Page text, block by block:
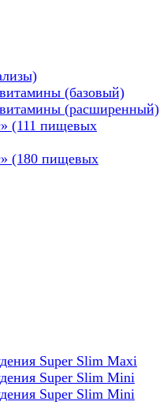
(базовый)
(расширенный)
(111 пищевых
(180 пищевых
Super Slim Maxi
Super Slim Mini
Super Slim Mini